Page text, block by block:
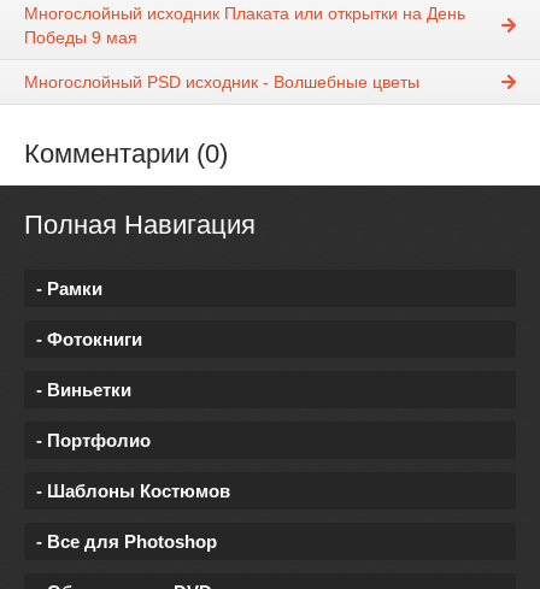
Многослойный исходник Плаката или открытки на День
Победы 9 мая
Многослойный PSD исходник - Волшебные цветы
Комментарии (0)
Полная Навигация
- Рамки
- Фотокниги
- Виньетки
- Портфолио
- Шаблоны Костюмов
- Все для Photoshop